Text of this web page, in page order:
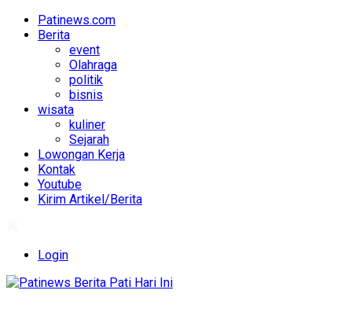
Patinews.com
Berita
event
Olahraga
politik
bisnis
wisata
kuliner
Sejarah
Lowongan Kerja
Kontak
Youtube
Kirim Artikel/Berita
Login